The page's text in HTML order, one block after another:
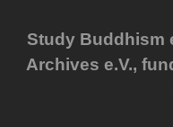
Study Buddhism
Archives e.V.,